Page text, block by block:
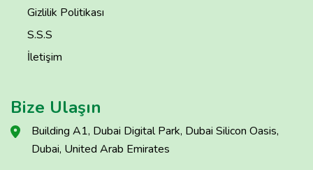
Gizlilik Politikası
S.S.S
İletişim
Bize Ulaşın
Building A1, Dubai Digital Park, Dubai Silicon Oasis,
Dubai, United Arab Emirates